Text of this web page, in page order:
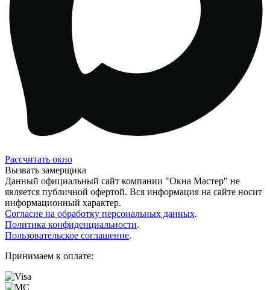
Рассчитать окно
Вызвать замерщика
Данный официальный сайт компании "Окна Мастер" не
является публичной офертой. Вся информация на сайте носит
информационный характер.
Согласие на обработку персональных данных.
Политика конфиденциальности.
Пользовательское соглашение.
Принимаем к оплате: